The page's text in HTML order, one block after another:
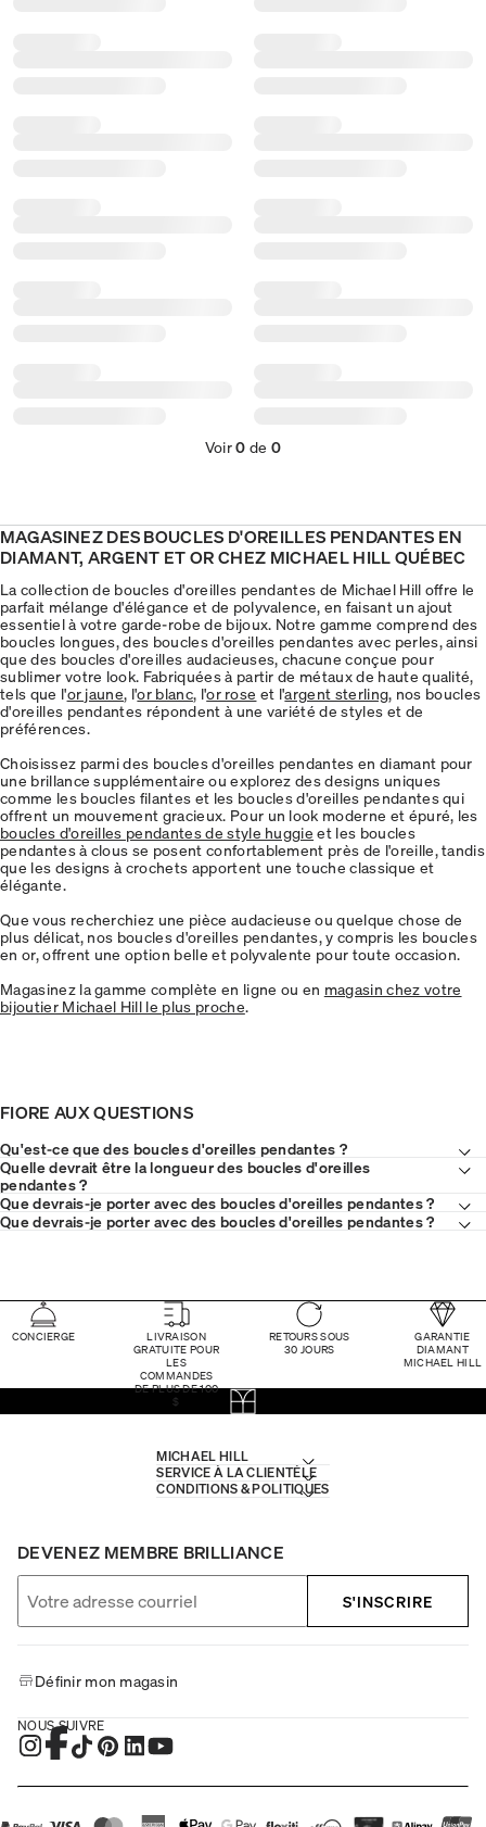
Voir0 de 0
MAGASINEZ DES BOUCLES D'OREILLES PENDANTES EN
DIAMANT, ARGENT ET OR CHEZ MICHAEL HILL QUÉBEC
La collection de boucles d'oreilles pendantes de Michael Hill offre le
parfait mélange d'élégance et de polyvalence, en faisant un ajout
essentiel à votre garde-robe de bijoux. Notre gamme comprend des
boucles longues, des boucles d'oreilles pendantes avec perles, ainsi
que des boucles d'oreilles audacieuses, chacune conçue pour
sublimer votre look. Fabriquées à partir de métaux de haute qualité,
tels que l'or jaune, l'or blanc, l'or rose et l'argent sterling, nos boucles
d'oreilles pendantes répondent à une variété de styles et de
préférences.
Choisissez parmi des boucles d'oreilles pendantes en diamant pour
une brillance supplémentaire ou explorez des designs uniques
comme les boucles filantes et les boucles d'oreilles pendantes qui
offrent un mouvement gracieux. Pour un look moderne et épuré, les
boucles d'oreilles pendantes de style huggie et les boucles
pendantes à clous se posent confortablement près de l'oreille, tandis
que les designs à crochets apportent une touche classique et
élégante.
Que vous recherchiez une pièce audacieuse ou quelque chose de
plus délicat, nos boucles d'oreilles pendantes, y compris les boucles
en or, offrent une option belle et polyvalente pour toute occasion.
Magasinez la gamme complète en ligne ou en magasin chez votre
bijoutier Michael Hill le plus proche.
FIORE AUX QUESTIONS
Qu'est-ce que des boucles d'oreilles pendantes ?
Quelle devrait être la longueur des boucles d'oreilles
pendantes ?
Que devrais-je porter avec des boucles d'oreilles pendantes ?
Que devrais-je porter avec des boucles d'oreilles pendantes ?
CONCIERGE
LIVRAISON
GRATUITE POUR
LES
COMMANDES
DE PLUS DE 100
$
RETOURS SOUS
30 JOURS
GARANTIE
DIAMANT
MICHAEL HILL
MICHAEL HILL
SERVICE À LA CLIENTÈLE
CONDITIONS & POLITIQUES
DEVENEZ MEMBRE BRILLIANCE
S'INSCRIRE
Définir mon magasin
NOUS SUIVRE